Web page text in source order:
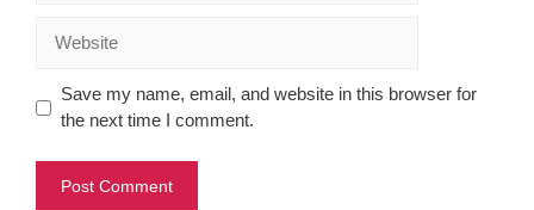
Save my name, email, and website in this browser for
the next time I comment.